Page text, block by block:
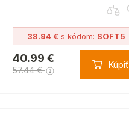
38.94 €s kódom: SOFT5
40.99 €
57.44 € Kúpiť